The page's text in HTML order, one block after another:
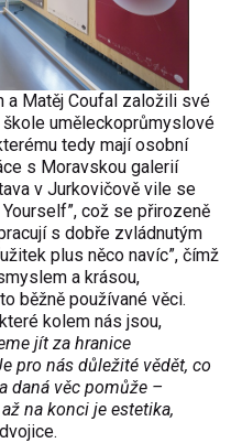
a Matěj Coufal založili své
uměleckoprůmyslové
ému tedy mají osobní
s Moravskou galerií
v Jurkovičově vile se
”, což se přirozeně
s dobře zvládnutým
itek plus něco navíc”, čímž
a krásou,
běžně používané věci.
é kolem nás jsou,
jít za hranice
pro nás důležité vědět, co
daná věc pomůže –
na konci je estetika,